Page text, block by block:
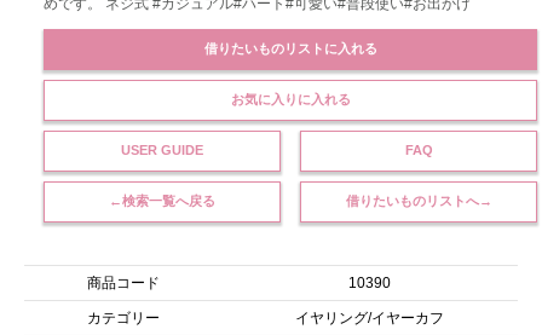
めです。 ネジ式 #カジュアル#ハート#可愛い#普段使い#お出かけ
借りたいものリストに入れる
お気に入りに入れる
USER GUIDE FAQ
←検索一覧へ戻る 借りたいものリストへ→
商品コード 10390
カテゴリー イヤリング/イヤーカフ